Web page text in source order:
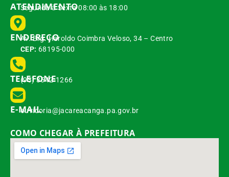
ATENDIMENTO
Segunda à Sexta 08:00 às 18:00
ENDEREÇO
Av. Brg. Haroldo Coimbra Veloso, 34 – Centro
CEP: 68195-000
TELEFONE
(93) 3542-1266
E-MAIL
ouvidoria@jacareacanga.pa.gov.br
COMO CHEGAR À PREFEITURA